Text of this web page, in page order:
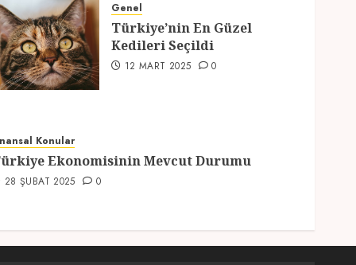
Genel
Türkiye’nin En Güzel
Kedileri Seçildi
12 MART 2025 0
Konular
Ekonomisinin Mevcut Durumu
28 ŞUBAT 2025 0